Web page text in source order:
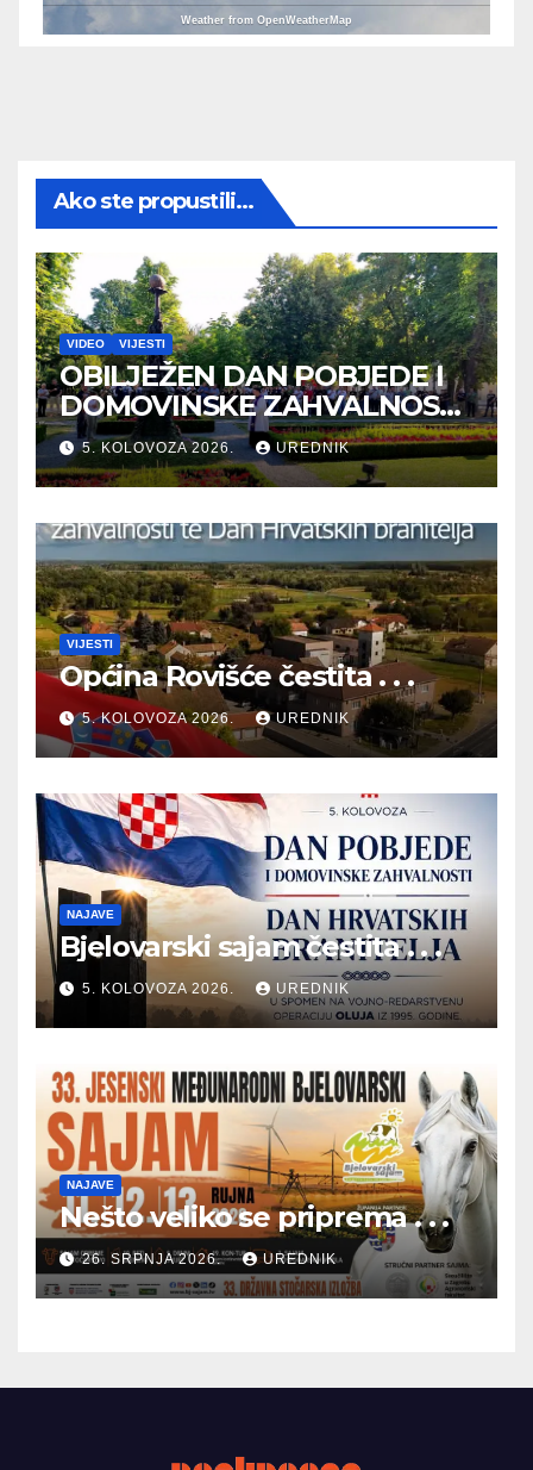
Weather from OpenWeatherMap
Ako ste propustili...
VIDEO VIJESTI
OBILJEŽEN DAN POBJEDE I
DOMOVINSKE ZAHVALNOSTI
TE DAN HRVATSKIH
BRANITELJA
5. KOLOVOZA 2026. UREDNIK
VIJESTI
Općina Rovišće čestita . . .
5. KOLOVOZA 2026. UREDNIK
NAJAVE
Bjelovarski sajam čestita . . .
5. KOLOVOZA 2026. UREDNIK
NAJAVE
Nešto veliko se priprema . . .
26. SRPNJA 2026. UREDNIK